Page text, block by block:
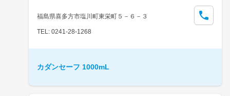
福島県喜多方市塩川町東栄町５－６－３
TEL: 0241-28-1268
カダンセーフ 1000mL